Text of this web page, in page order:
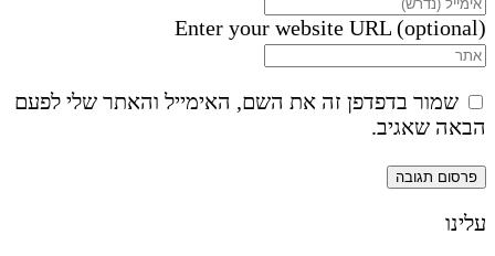
Enter your website URL (optional)
שמור בדפדפן זה את השם, האימייל והאתר שלי לפעם
הבאה שאגיב.
עלינו